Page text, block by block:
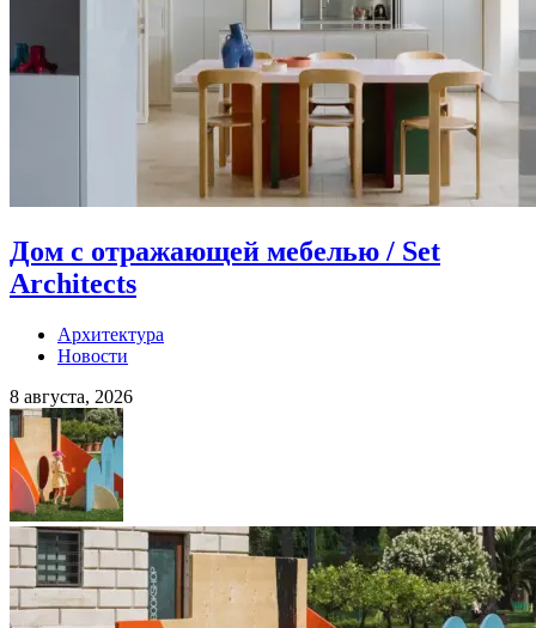
Дом с отражающей мебелью / Set
Architects
Архитектура
Новости
8 августа, 2026